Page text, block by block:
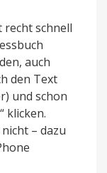
recht schnell
auch
den Text
und schon
klicken.
– dazu